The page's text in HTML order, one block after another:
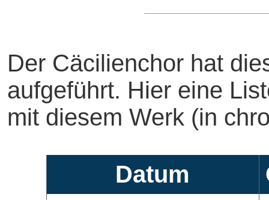
Der Cäcilienchor hat
aufgeführt. Hier eine
mit diesem Werk (in
Datum